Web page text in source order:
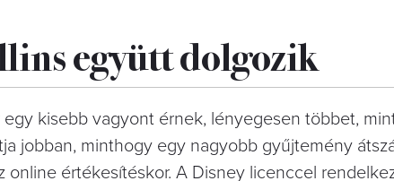
együtt dolgozik
kisebb vagyont érnek, lényegesen többet,
jobban, minthogy egy nagyobb gyűjtemény
értékesítéskor. A Disney licenccel